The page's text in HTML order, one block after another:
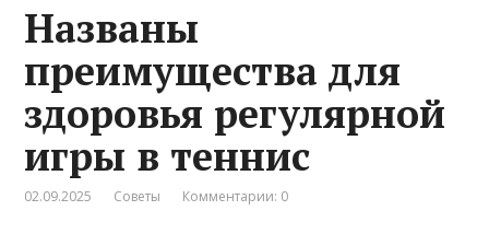
Названы
преимущества для
здоровья регулярной
игры в теннис
02.09.2025 Советы Комментарии: 0